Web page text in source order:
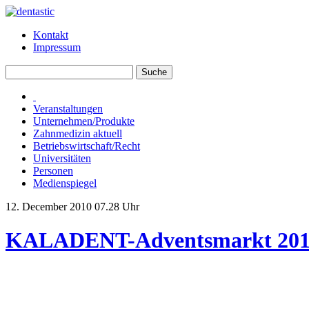
Kontakt
Impressum
Veranstaltungen
Unternehmen/Produkte
Zahnmedizin aktuell
Betriebswirtschaft/Recht
Universitäten
Personen
Medienspiegel
12. December 2010 07.28 Uhr
KALADENT-Adventsmarkt